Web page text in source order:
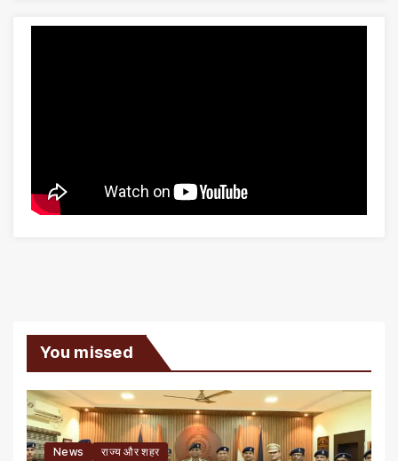
You missed
News राज्य और शहर